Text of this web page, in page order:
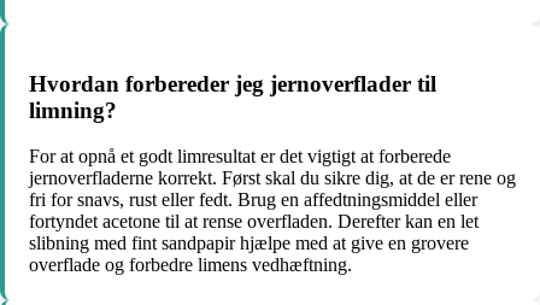
Hvordan forbereder jeg jernoverflader til
limning?
For at opnå et godt limresultat er det vigtigt at forberede
jernoverfladerne korrekt. Først skal du sikre dig, at de er rene og
fri for snavs, rust eller fedt. Brug en affedtningsmiddel eller
fortyndet acetone til at rense overfladen. Derefter kan en let
slibning med fint sandpapir hjælpe med at give en grovere
overflade og forbedre limens vedhæftning.